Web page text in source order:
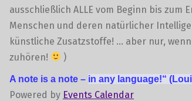
ausschließlich ALLE vom Beginn bis zum
Menschen und deren natürlicher
künstliche Zusatzstoffe! … aber nur,
zuhören!
)
A note is a note – in any language!“
Powered by Events Calendar